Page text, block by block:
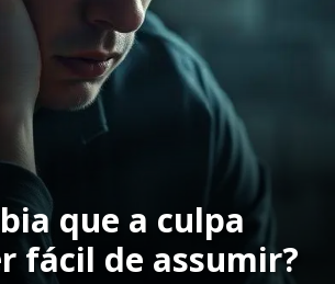
que a culpa
fácil de assumir?